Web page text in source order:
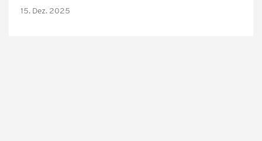
15. Dez. 2025